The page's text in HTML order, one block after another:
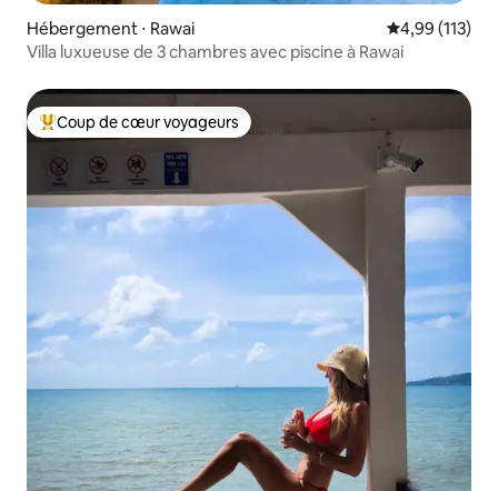
Hébergement ⋅ Rawai Évaluation
4,99 (113)
Villa luxueuse de 3 chambres avec piscine à Rawai
Coups de cœur voyageurs les plus appréciés
Coup de cœur voyageurs